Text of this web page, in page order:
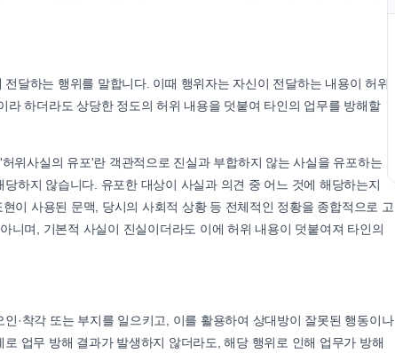
달하는 행위를 말합니다. 이때 행위자는 자신이 전달하는 내용이 허위
하더라도 상당한 정도의 허위 내용을 덧붙여 타인의 업무를 방해할
위사실의 유포'란 객관적으로 진실과 부합하지 않는 사실을 유포하는
하지 않습니다. 유포한 대상이 사실과 의견 중 어느 것에 해당하는지
이 사용된 문맥, 당시의 사회적 상황 등 전체적인 정황을 종합적으로 고
니며, 기본적 사실이 진실이더라도 이에 허위 내용이 덧붙여져 타인의
·착각 또는 부지를 일으키고, 이를 활용하여 상대방이 잘못된 행동이나
업무 방해 결과가 발생하지 않더라도, 해당 행위로 인해 업무가 방해